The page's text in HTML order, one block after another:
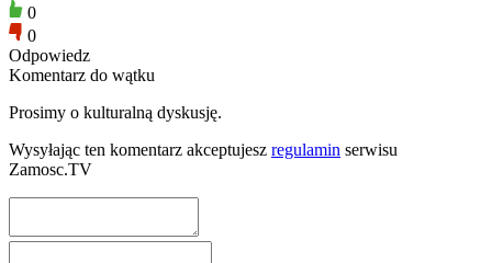
0
0
Odpowiedz
Komentarz do wątku
Prosimy o kulturalną dyskusję.
Wysyłając ten komentarz akceptujesz regulamin serwisu
Zamosc.TV